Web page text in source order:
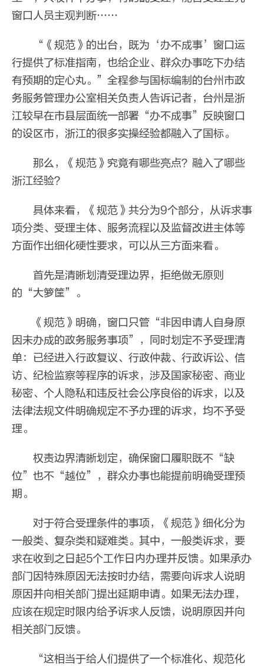
窗口人员主观判断……
“《规范》的出台，既为‘办不成事’窗口运
行提供了标准指南，也给企业、群众办事吃下办结
有预期的定心丸。”全程参与国标编制的台州市政
务服务管理办公室相关负责人告诉记者，台州是浙
江较早在市县层面统一部署“办不成事”反映窗口
的设区市，浙江的很多实操经验都融入了国标。
那么，《规范》究竟有哪些亮点？融入了哪些
浙江经验？
具体来看，《规范》共分为9个部分，从诉求事
项分类、受理主体、服务流程以及监督改进主体等
方面作出细化硬性要求，可以从三方面来看。
首先是清晰划清受理边界，拒绝做无原则
的“大箩筐”。
《规范》明确，窗口只管“非因申请人自身原
因未办成的政务服务事项”，同时划定不予受理清
单：已经进入行政复议、行政仲裁、行政诉讼、信
访、纪检监察等程序的诉求，涉及国家秘密、商业
秘密、个人隐私和违反社会公序良俗的诉求，以及
法律法规文件明确规定不予办理的诉求，均不予受
理。
权责边界清晰划定，确保窗口履职既不“缺
位”也不“越位”，群众办事也能提前明确受理预
期。
对于符合受理条件的事项，《规范》细化分为
一般类、复杂类和疑难类。其中，一般类诉求，要
求在收到之日起5个工作日内办理并反馈。如果承办
部门因特殊原因无法按时办结，需要向诉求人说明
原因并向相关部门提出延期申请。如果无法办理，
应该在规定时限内给予诉求人反馈，说明原因并向
相关部门反馈。
“这相当于给人们提供了一个标准化、规范化